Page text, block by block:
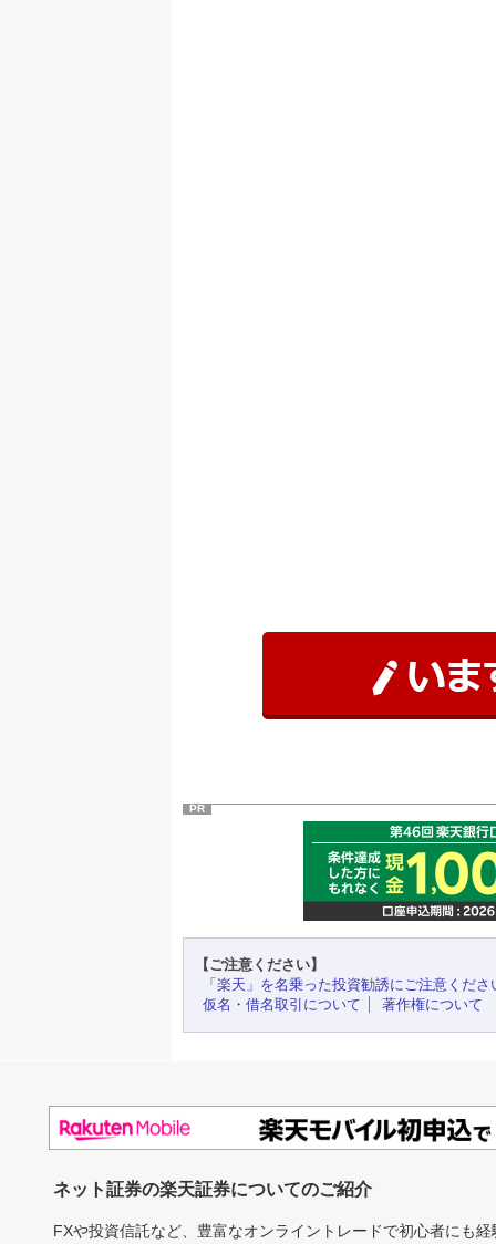
PR
【ご注意ください】
「楽天」を名乗った投資勧誘にご注意くださ
仮名・借名取引について
著作権について
ネット証券の楽天証券についてのご紹介
FXや投資信託など、豊富なオンライントレードで初心者にも